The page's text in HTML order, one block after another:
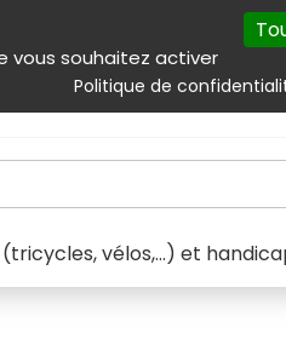
vous souhaitez activer
Politique de
Autres
& services Emploi
vélos,...) et